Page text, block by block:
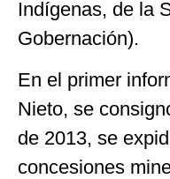
Indígenas, de la
Gobernación).
En el primer
Nieto, se
de 2013, se
concesiones